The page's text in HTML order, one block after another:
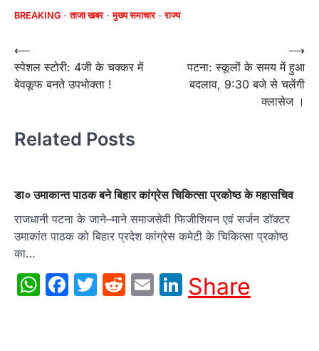
BREAKING ताजा खबर मुख्य समाचार राज्य
Post
navigation
⟵
स्पेशल स्टोरी: 4जी के चक्कर में
बेवकूफ बनते उपभोक्ता !
पटना: स्कूलों के समय में हुआ
बदलाव, 9:30 बजे से चलेंगी
क्लासेज ।
⟶
Related Posts
डा० उमाकान्त पाठक बने बिहार कांग्रेस चिकित्सा प्रकोष्ठ के महासचिव
राजधानी पटना के जाने–माने समाजसेवी फिजीशियन एवं सर्जन डॉक्टर
उमाकांत पाठक को बिहार प्रदेश कांग्रेस कमेटी के चिकित्सा प्रकोष्ठ
का…
WhatsApp
Facebook
Twitter
Reddit
EmailLinkedIn
Share